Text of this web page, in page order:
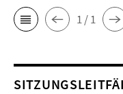
1 / 1